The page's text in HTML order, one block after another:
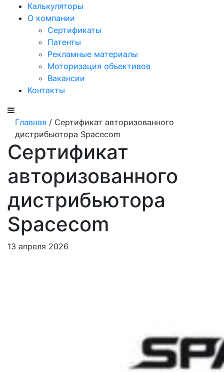
Калькуляторы
О компании
Сертификаты
Патенты
Рекламные материалы
Моторизация объективов
Вакансии
Контакты
Главная / Сертификат авторизованного
дистрибьютора Spacecom
Сертификат
авторизованного
дистрибьютора
Spacecom
13 апреля 2026